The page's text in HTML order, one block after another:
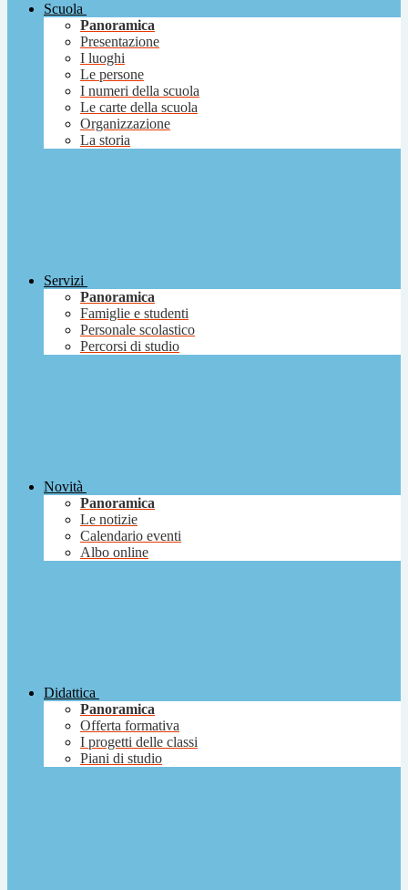
Scuola
Panoramica
Presentazione
I luoghi
Le persone
I numeri della scuola
Le carte della scuola
Organizzazione
La storia
Servizi
Panoramica
Famiglie e studenti
Personale scolastico
Percorsi di studio
Novità
Panoramica
Le notizie
Calendario eventi
Albo online
Didattica
Panoramica
Offerta formativa
I progetti delle classi
Piani di studio